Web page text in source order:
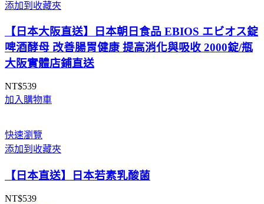
添加到收藏夾
【日本大阪直送】日本朝日食品 EBIOS エビオス錠
啤酒酵母 改善腸胃健康 提高消化與吸收 2000錠/瓶
大阪實體店鋪直送
NT$539
加入購物車
快速瀏覽
添加到收藏夾
【日本直送】日本若素乳酸菌
NT$539